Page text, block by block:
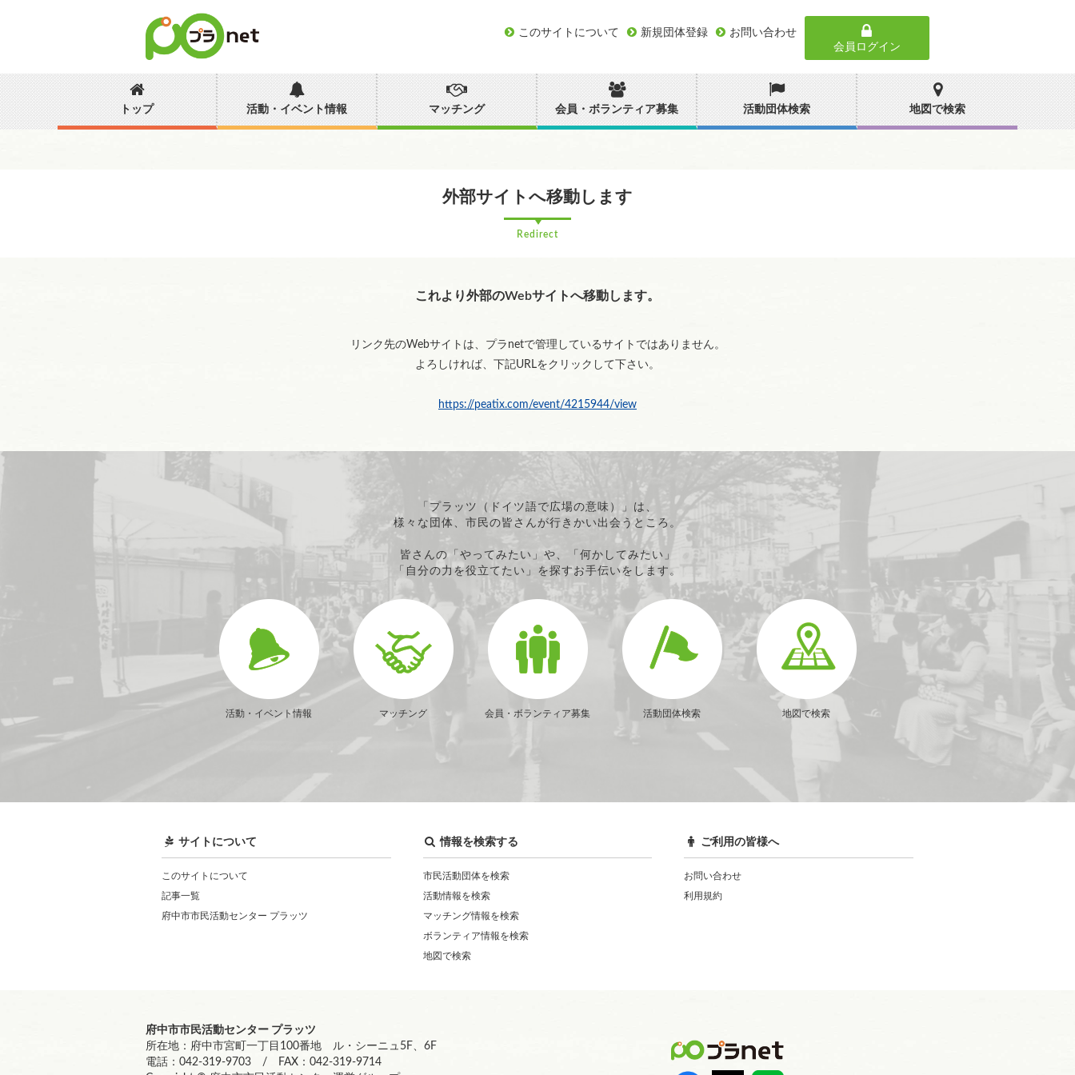
このサイトについて 新規団体登録
お問い合わせ
会員ログイン
トップ 活動・イベント情報 マッチング 会員・ボランティア募集 活動団体検索 地図で検索
外部サイトへ移動します
Redirect
これより外部のWebサイトへ移動します。
リンク先のWebサイトは、プラnetで管理しているサイトではありません。
よろしければ、下記URLをクリックして下さい。
https://peatix.com/event/4215944/view
「プラッツ（ドイツ語で広場の意味）」は、
様々な団体、市民の皆さんが行きかい出会うところ。
皆さんの「やってみたい」や、「何かしてみたい」
「自分の力を役立てたい」を探すお手伝いをします。
活動・イベント情報 マッチング 会員・ボランティア募集 活動団体検索 地図で検索
サイトについて
このサイトについて
記事一覧
府中市市民活動センター プラッツ
情報を検索する
市民活動団体を検索
活動情報を検索
マッチング情報を検索
ボランティア情報を検索
地図で検索
ご利用の皆様へ
お問い合わせ
利用規約
府中市市民活動センター プラッツ
所在地：府中市宮町一丁目100番地 ル・シーニュ5F、6F
電話：042-319-9703 / FAX：042-319-9714